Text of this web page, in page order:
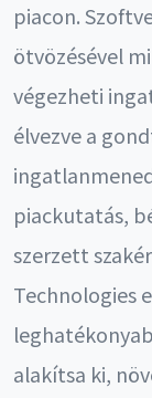
piacon.
ötvözésével
végezheti
élvezve a
piackutatás,
szerzett
Technologies
alakítsa ki,